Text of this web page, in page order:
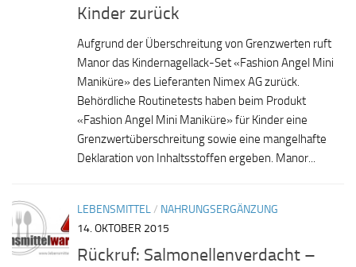
Kinder zurück
Aufgrund der Überschreitung von Grenzwerten ruft
Manor das Kindernagellack-Set «Fashion Angel Mini
Maniküre» des Lieferanten Nimex AG zurück.
Behördliche Routinetests haben beim Produkt
«Fashion Angel Mini Maniküre» für Kinder eine
Grenzwertüberschreitung sowie eine mangelhafte
Deklaration von Inhaltsstoffen ergeben. Manor...
LEBENSMITTEL/ NAHRUNGSERGÄNZUNG
14. OKTOBER 2015
Rückruf: Salmonellenverdacht –